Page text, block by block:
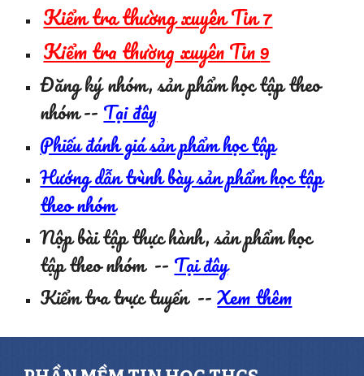
Kiểm tra thường xuyên Tin7
Kiểm tra thường xuyên Tin9
Đăng ký nhóm, sản phẩm học tập theo
nhóm-- Tại đây
Phiếu đánh giá sản phẩm học tập
Hướng dẫn trình bày sản phẩm học tập
theo nhóm
Nộp bài tập thực hành, sản phẩm học
tập theo nhóm -- Tại đây
Kiểm tra trực tuyến --Xem thêm